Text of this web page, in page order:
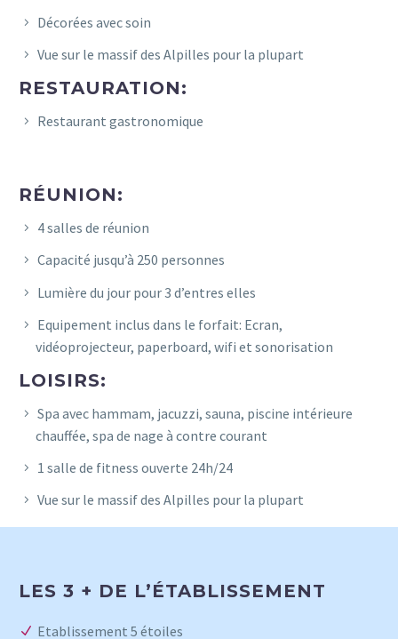
Décorées avec soin
Vue sur le massif des Alpilles pour la plupart
RESTAURATION:
Restaurant gastronomique
RÉUNION:
4 salles de réunion
Capacité jusqu’à 250 personnes
Lumière du jour pour 3 d’entres elles
Equipement inclus dans le forfait: Ecran,
vidéoprojecteur, paperboard, wifi et sonorisation
LOISIRS:
Spa avec hammam, jacuzzi, sauna, piscine intérieure
chauffée, spa de nage à contre courant
1 salle de fitness ouverte 24h/24
Vue sur le massif des Alpilles pour la plupart
LES 3 + DE L’ÉTABLISSEMENT
Etablissement 5 étoiles